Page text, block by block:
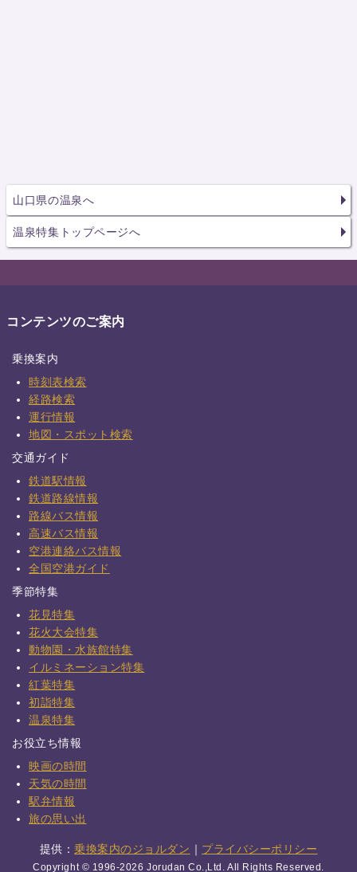
山口県の温泉へ
温泉特集トップページへ
コンテンツのご案内
乗換案内
時刻表検索
経路検索
運行情報
地図・スポット検索
交通ガイド
鉄道駅情報
鉄道路線情報
路線バス情報
高速バス情報
空港連絡バス情報
全国空港ガイド
季節特集
花見特集
花火大会特集
動物園・水族館特集
イルミネーション特集
紅葉特集
初詣特集
温泉特集
お役立ち情報
映画の時間
天気の時間
駅弁情報
旅の思い出
提供： 乗換案内のジョルダン ｜ プライバシーポリシー
Copyright © 1996-2026 Jorudan Co.,Ltd. All Rights Reserved.